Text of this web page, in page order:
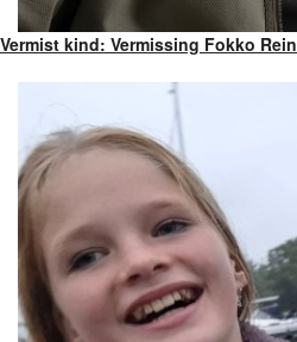
Vermist kind: Vermissing Fokko Rein